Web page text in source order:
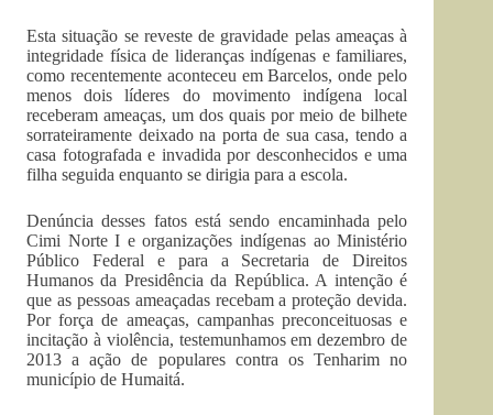
Esta situação se reveste de gravidade pelas ameaças à
integridade física de lideranças indígenas e familiares,
como recentemente aconteceu em Barcelos, onde pelo
menos dois líderes do movimento indígena local
receberam ameaças, um dos quais por meio de bilhete
sorrateiramente deixado na porta de sua casa, tendo a
casa fotografada e invadida por desconhecidos e uma
filha seguida enquanto se dirigia para a escola.
Denúncia desses fatos está sendo encaminhada pelo
Cimi Norte I e organizações indígenas ao Ministério
Público Federal e para a Secretaria de Direitos
Humanos da Presidência da República. A intenção é
que as pessoas ameaçadas recebam a proteção devida.
Por força de ameaças, campanhas preconceituosas e
incitação à violência, testemunhamos em dezembro de
2013 a ação de populares contra os Tenharim no
município de Humaitá.